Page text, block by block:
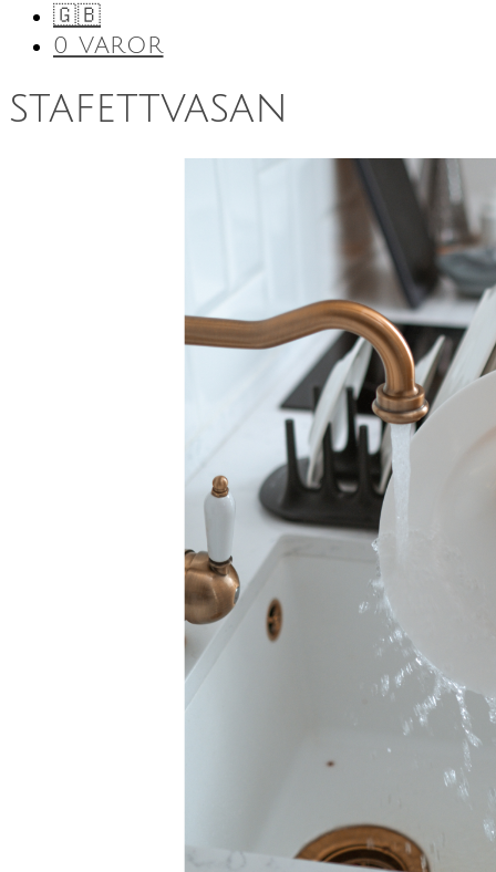
🇬🇧
0 VAROR
stafettvasan